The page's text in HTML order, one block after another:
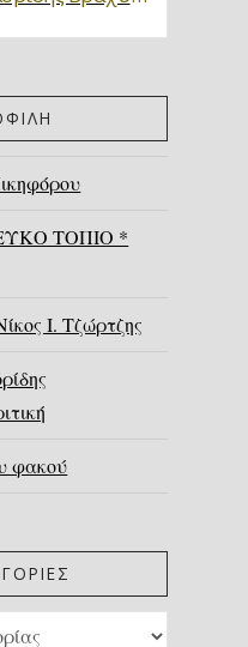
ΤΟΠΙΟ *
Ι. Τζώρτζης
φακού